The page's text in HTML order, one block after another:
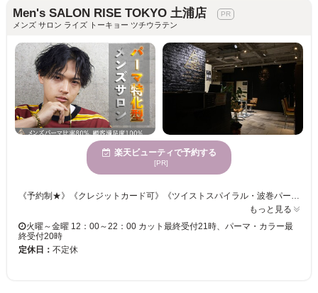
Men's SALON RISE TOKYO 土浦店
メンズ サロン ライズ トーキョー ツチウラテン
楽天ビューティで予約する
[PR]
もっと見る
火曜～金曜 12：00～22：00 カット最終受付21時、パーマ・カラー最
終受付20時
定休日： 不定休